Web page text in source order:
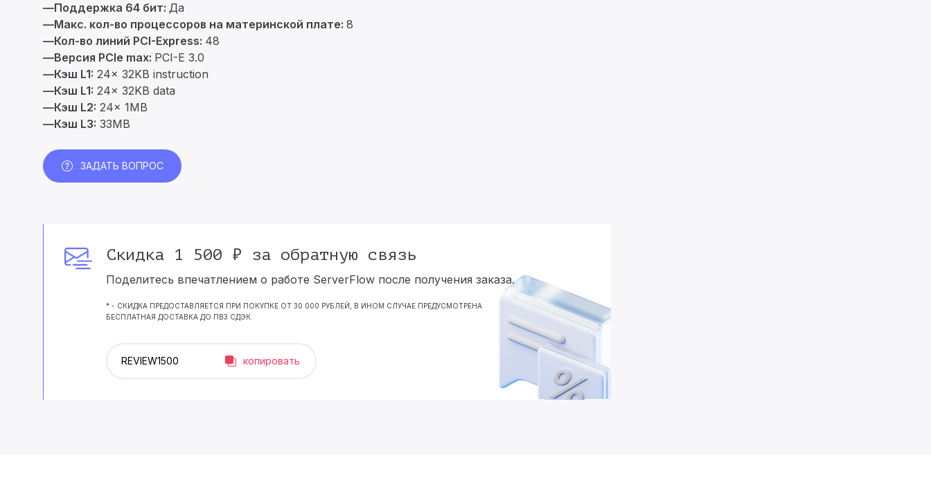
—Поддержка 64 бит: Да
—Макс. кол-во процессоров на материнской плате: 8
—Кол-во линий PCI-Express: 48
—Версия PCIe max: PCI-E 3.0
—Кэш L1: 24x 32KB instruction
—Кэш L1: 24x 32KB data
—Кэш L2: 24x 1MB
—Кэш L3: 33MB
ЗАДАТЬ ВОПРОС
Скидка 1 500 ₽ за обратную связь
Поделитесь впечатлением о работе ServerFlow после получения заказа.
* - СКИДКА ПРЕДОСТАВЛЯЕТСЯ ПРИ ПОКУПКЕ ОТ 30 000 РУБЛЕЙ, В ИНОМ СЛУЧАЕ ПРЕДУСМОТРЕНА
БЕСПЛАТНАЯ ДОСТАВКА ДО ПВЗ СДЭК.
копировать